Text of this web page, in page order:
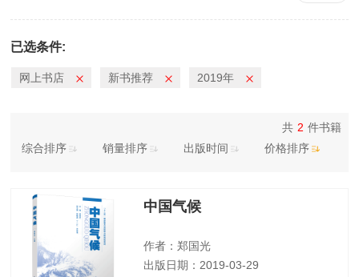
2010年
已选条件:
网上书店 新书推荐 2019年
综合排序 销量排序 出版时间 价格排序
共 2 件书籍
中国气候
作者：郑国光
出版日期：2019-03-29